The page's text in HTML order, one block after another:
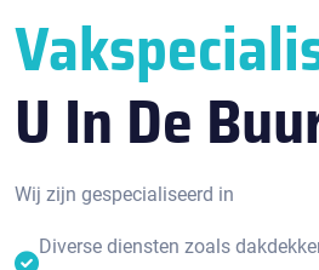
U In De
Wij zijn gespecialiseerd in
Diverse diensten zoals